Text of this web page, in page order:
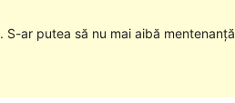
. S-ar putea să nu mai aibă